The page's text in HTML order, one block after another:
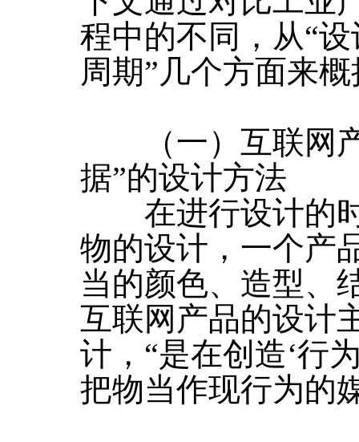
程中的不同，从“
周期”几个方面来
（一）互联网产
据”的设计方法
在进行设计的时
物的设计，一个产
当的颜色、造型、
互联网产品的设计
计，“是在创造‘行
把物当作现行为的